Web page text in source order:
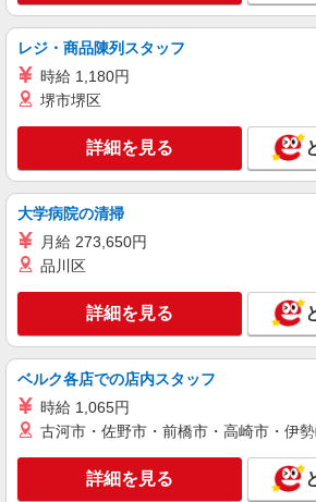
広島県広島市西区
キープ
派遣社員
株式会社kotrio /●HR-H-2078575
＜横川駅＞元気も、プ
週3〜OK/看護助手
時給1500円〜2125円
キープ
株式会社kotrio /●HR-H-1880317
＜新井口駅＞綺麗な病
時給1450円〜1937円
通費全支給(ガソリン代含
広島県広島市西区
レジ・商品陳列スタッフ
時給 1,180円
堺市堺区
詳細を見る
大学病院の清掃
月給 273,650円
品川区
詳細を見る
ベルク各店での店内スタッフ
時給 1,065円
古河市・佐野市・前橋市・高崎市・伊
詳細を見る